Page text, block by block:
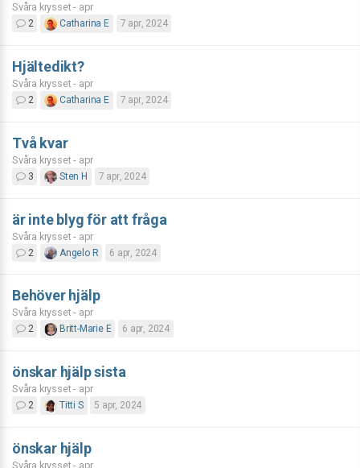
Svåra krysset - apr
2 Catharina E 7 apr, 2024
Hjältedikt?
Svåra krysset - apr
2 Catharina E 7 apr, 2024
Två kvar
Svåra krysset - apr
3 Sten H 7 apr, 2024
är inte blyg för att fråga
Svåra krysset - apr
2 Angelo R 6 apr, 2024
Behöver hjälp
Svåra krysset - apr
2 Britt-Marie E 6 apr, 2024
önskar hjälp sista
Svåra krysset - apr
2 Titti S 5 apr, 2024
önskar hjälp
Svåra krysset - apr